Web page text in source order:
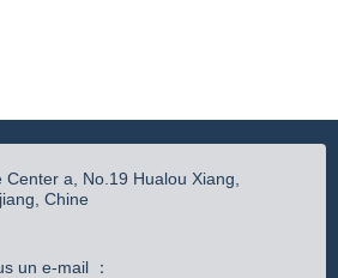
Center a, No.19 Hualou Xiang,
Chine
un e-mail ：